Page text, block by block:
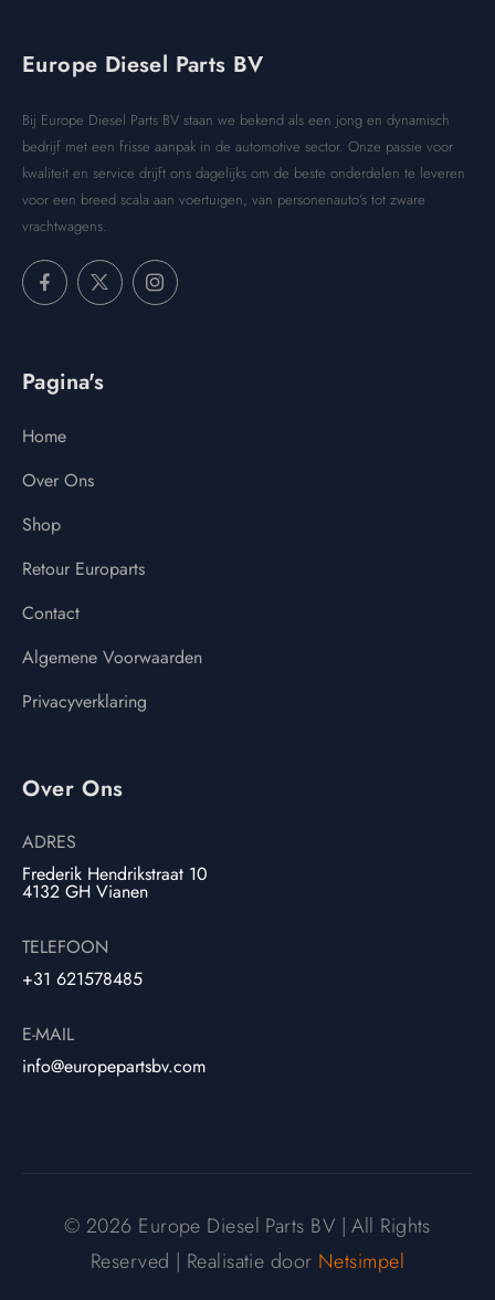
Europe Diesel Parts BV
Bij Europe Diesel Parts BV staan we bekend als een jong en dynamisch
bedrijf met een frisse aanpak in de automotive sector. Onze passie voor
kwaliteit en service drijft ons dagelijks om de beste onderdelen te leveren
voor een breed scala aan voertuigen, van personenauto’s tot zware
vrachtwagens.
Pagina's
Home
Over Ons
Shop
Retour Europarts
Contact
Algemene Voorwaarden
Privacyverklaring
Over Ons
ADRES
Frederik Hendrikstraat 10
4132 GH Vianen
TELEFOON
+31 621578485
E-MAIL
info@europepartsbv.com
© 2026 Europe Diesel Parts BV | All Rights
Reserved | Realisatie door Netsimpel